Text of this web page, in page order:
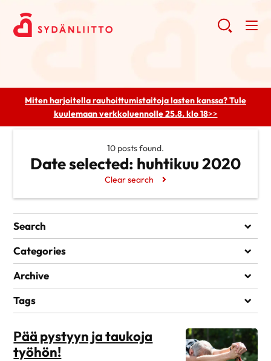
Miten harjoitella rauhoittumistaitoja lasten kanssa? Tule
kuulemaanverkkoluennolle 25.8. klo 18>>
10 posts found.
Date selected: huhtikuu 2020
Clear search
Search
Categories
Elämää sairauden kanssa
Kuntoutuminen
Matkustaminen
Archive
heinäkuu 2026
kesäkuu 2026 1
toukokuu 2026
huhtikuu 2026 7
Tags
KUNTOUTUMINEN
STRESSI ULKOILU UNI VENYTTELY
Pää pystyyn ja taukoja
työhön!